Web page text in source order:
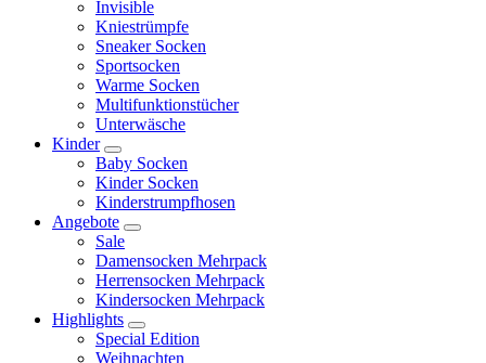
Invisible
Kniestrümpfe
Sneaker Socken
Sportsocken
Warme Socken
Multifunktionstücher
Unterwäsche
Kinder
Baby Socken
Kinder Socken
Kinderstrumpfhosen
Angebote
Sale
Damensocken Mehrpack
Herrensocken Mehrpack
Kindersocken Mehrpack
Highlights
Special Edition
Weihnachten